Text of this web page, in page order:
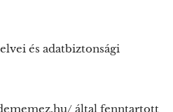
és adatbiztonsági
által fenntartott